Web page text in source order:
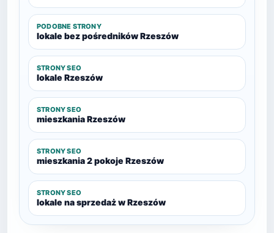
PODOBNE STRONY
lokale bez pośredników Rzeszów
STRONY SEO
lokale Rzeszów
STRONY SEO
mieszkania Rzeszów
STRONY SEO
mieszkania 2 pokoje Rzeszów
STRONY SEO
lokale na sprzedaż w Rzeszów